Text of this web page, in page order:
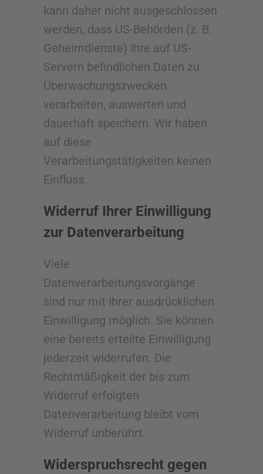
kann daher nicht ausgeschlossen
werden, dass US-Behörden (z. B.
Geheimdienste) Ihre auf US-
Servern befindlichen Daten zu
Überwachungszwecken
verarbeiten, auswerten und
dauerhaft speichern. Wir haben
auf diese
Verarbeitungstätigkeiten keinen
Einfluss.
Widerruf Ihrer Einwilligung
zur Datenverarbeitung
Viele
Datenverarbeitungsvorgänge
sind nur mit Ihrer ausdrücklichen
Einwilligung möglich. Sie können
eine bereits erteilte Einwilligung
jederzeit widerrufen. Die
Rechtmäßigkeit der bis zum
Widerruf erfolgten
Datenverarbeitung bleibt vom
Widerruf unberührt.
Widerspruchsrecht gegen